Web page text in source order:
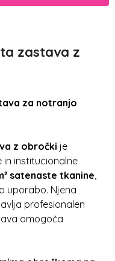
zastava z
za notranjo
z obročki je
in institucionalne
satenaste tkanine,
uporabo. Njena
profesionalen
omogoča